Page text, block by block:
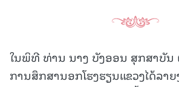
ໃນພິທີ ທ່ານ ນາງ ບັງອອນ ສຸກສາບັນ
ການສຶກສານອກໂຮງຮຽນແຂວງໄດ້ລາ